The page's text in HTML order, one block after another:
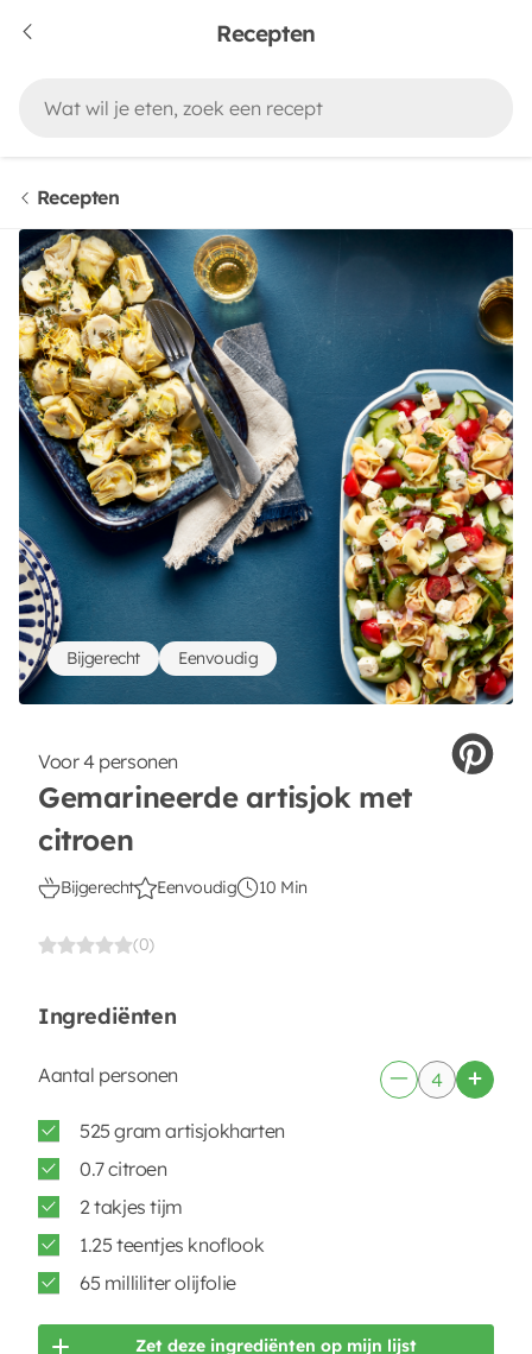
Recepten
Recepten
Voor 4 personen
Gemarineerde artisjok met
citroen
Bijgerecht Eenvoudig 10 Min
(0)
Bijgerecht Eenvoudig
Ingrediënten
Aantal personen
525 gram artisjokharten
0.7 citroen
2 takjes tijm
1.25 teentjes knoflook
65 milliliter olijfolie
Zet deze ingrediënten op mijn lijst